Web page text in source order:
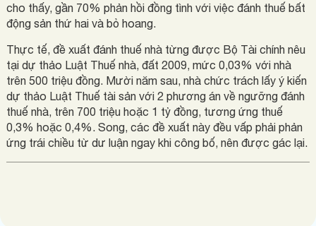
cho thấy, gần 70% phản hồi đồng tình với việc đánh thuế bất
động sản thứ hai và bỏ hoang.
Thực tế, đề xuất đánh thuế nhà từng được Bộ Tài chính nêu
tại dự thảo Luật Thuế nhà, đất 2009, mức 0,03% với nhà
trên 500 triệu đồng. Mười năm sau, nhà chức trách lấy ý kiến
dự thảo Luật Thuế tài sản với 2 phương án về ngưỡng đánh
thuế nhà, trên 700 triệu hoặc 1 tỷ đồng, tương ứng thuế
0,3% hoặc 0,4%. Song, các đề xuất này đều vấp phải phản
ứng trái chiều từ dư luận ngay khi công bố, nên được gác lại.